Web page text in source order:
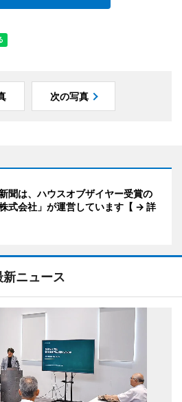
次の写真
聞は、ハウスオブザイヤー受賞の
株式会社」が運営しています【 → 詳
新ニュース